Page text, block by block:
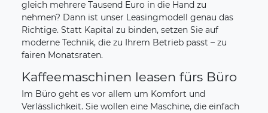
gleich mehrere Tausend Euro in die Hand zu
nehmen? Dann ist unser Leasingmodell genau das
Richtige. Statt Kapital zu binden, setzen Sie auf
moderne Technik, die zu Ihrem Betrieb passt – zu
fairen Monatsraten.
Kaffeemaschinen leasen fürs Büro
Im Büro geht es vor allem um Komfort und
Verlässlichkeit. Sie wollen eine Maschine, die einfach